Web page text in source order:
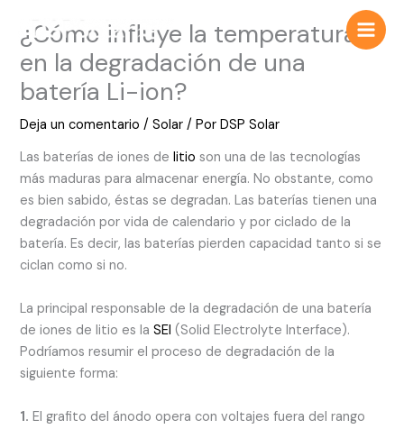
contenido
¿Cómo influye la temperatura
en la degradación de una
batería Li-ion?
Deja un comentario /Solar / PorDSP Solar
Las baterías de iones delitio son una de las tecnologías
más maduras para almacenar energía. No obstante, como
es bien sabido, éstas se degradan. Las baterías tienen una
degradación por vida de calendario y por ciclado de la
batería. Es decir, las baterías pierden capacidad tanto si se
ciclan como si no.
La principal responsable de la degradación de una batería
de iones de litio es laSEI (Solid Electrolyte Interface).
Podríamos resumir el proceso de degradación de la
siguiente forma:
1. El grafito del ánodo opera con voltajes fuera del rango